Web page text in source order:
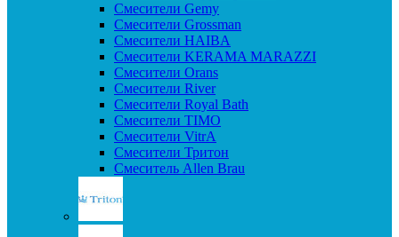
Смесители Gemy
Смесители Grossman
Смесители HAIBA
Смесители KERAMA MARAZZI
Смесители Orans
Смесители River
Смесители Royal Bath
Смесители TIMO
Смесители VitrA
Смесители Тритон
Смеситель Allen Brau